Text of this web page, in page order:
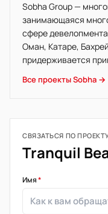
Sobha Group —
занимающаяся
сфере
Оман, Катаре,
придерживается
Все проекты Sobha →
СВЯЗАТЬСЯ ПО
Tranquil
Имя*